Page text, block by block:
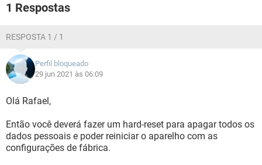
1 Respostas
RESPOSTA 1 / 1
Perfil bloqueado
29 jun 2021 às 06:09
Olá Rafael,
Então você deverá fazer um hard-reset para apagar todos os
dados pessoais e poder reiniciar o aparelho com as
configurações de fábrica.